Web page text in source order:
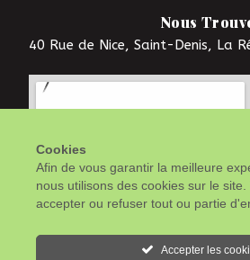
Nous
40 Rue de Nice, Saint-Denis, La
Cookies
Afin de vous garantir la meilleure
nous utilisons des cookies sur le site.
accepter ou refuser tout ou partie
Accepter les